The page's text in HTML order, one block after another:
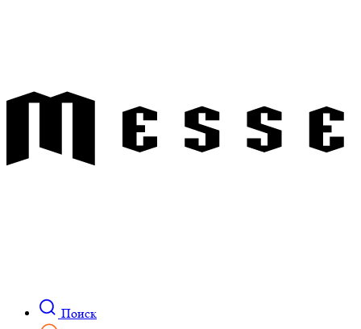
Поиск